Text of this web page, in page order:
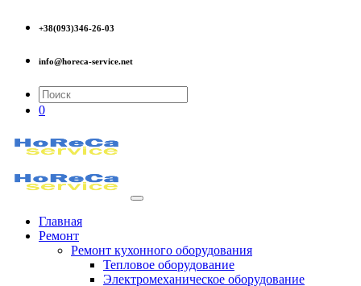
+38(093)346-26-03
info@horeca-service.net
0
Главная
Ремонт
Ремонт кухонного оборудования
Тепловое оборудование
Электромеханическое оборудование